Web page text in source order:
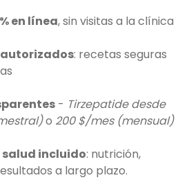
en línea, sin visitas a la clínica
autorizados: recetas seguras
- Tirzepatide desde
o 200 $/mes (mensual)
incluido: nutrición,
a largo plazo.